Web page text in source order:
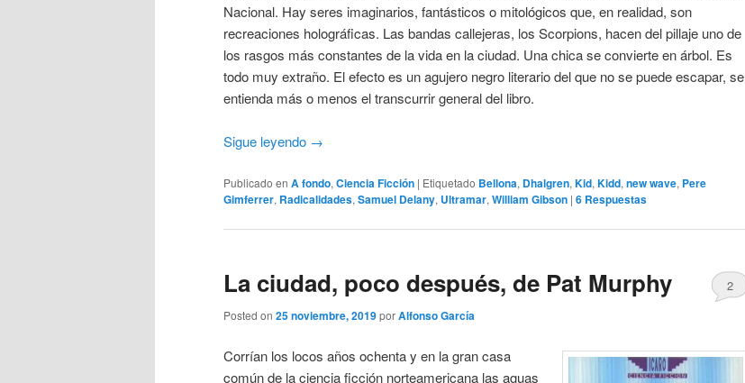
Nacional. Hay seres imaginarios, fantásticos o mitológicos que, en realidad, son
recreaciones holográficas. Las bandas callejeras, los Scorpions, hacen del pillaje uno de
los rasgos más constantes de la vida en la ciudad. Una chica se convierte en árbol. Es
todo muy extraño. El efecto es un agujero negro literario del que no se puede escapar, se
entienda más o menos el transcurrir general del libro.
Sigue leyendo →
Publicado en A fondo, Ciencia Ficción | Etiquetado Bellona, Dhalgren, Kid, Kidd, new wave, Pere
Gimferrer, Radicalidades, Samuel Delany, Ultramar, William Gibson | 6 Respuestas
La ciudad, poco después, de Pat Murphy
Posted on 25 noviembre, 2019porAlfonso García
2
Corrían los locos años ochenta y en la gran casa
común de la ciencia ficción norteamericana las aguas